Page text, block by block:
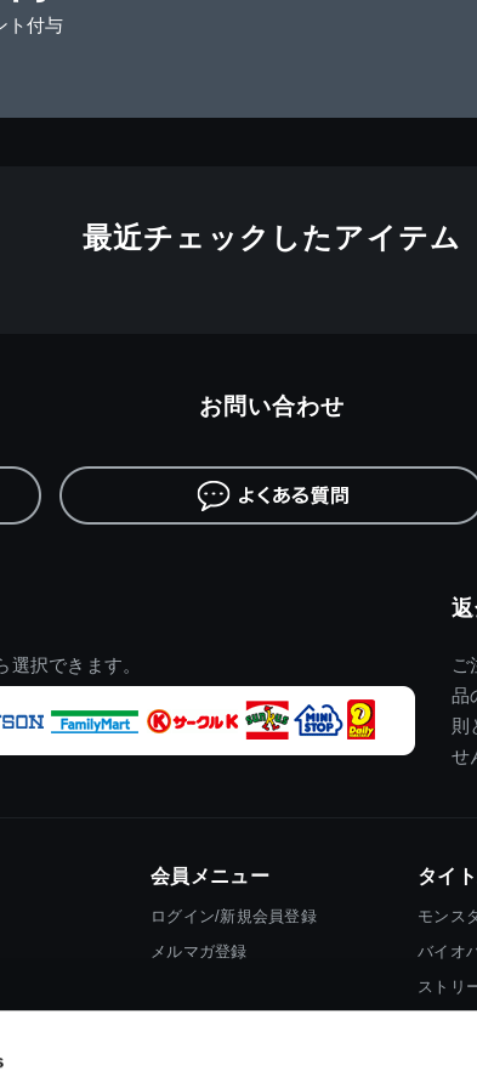
ト付与
最近チェックしたアイテム
択できます。
ご
品
則
せ
お問い合わせ
会員メニュー
ログイン/新規会員登録
メルマガ登録
タイ
モンス
バイオ
ストリ